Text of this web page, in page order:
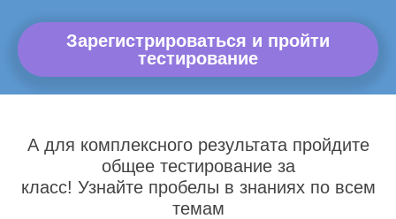
Зарегистрироваться и пройти
тестирование
А для комплексного результата пройдите
общее тестирование за
класс! Узнайте пробелы в знаниях по всем
темам